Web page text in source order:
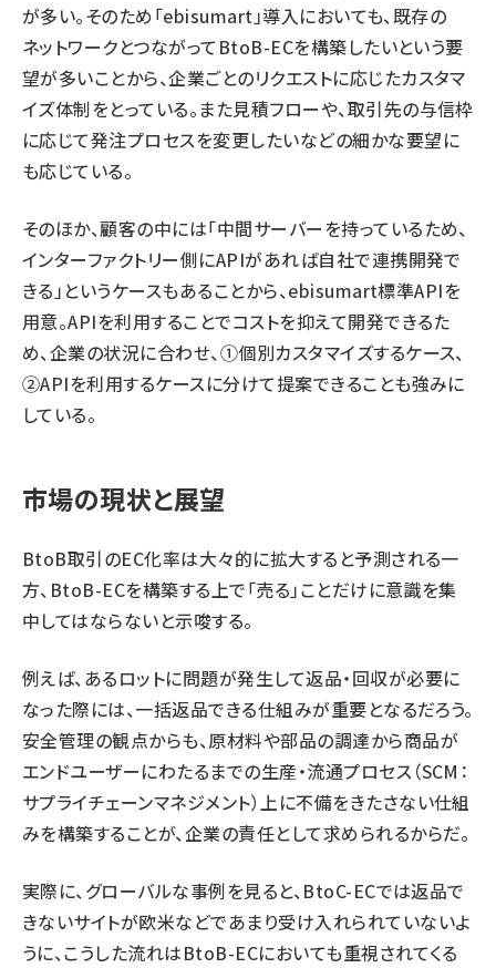
が多い。そのため「ebisumart」導入においても、既存の
ネットワークとつながってBtoB-ECを構築したいという要
望が多いことから、企業ごとのリクエストに応じたカスタマ
イズ体制をとっている。また見積フローや、取引先の与信枠
に応じて発注プロセスを変更したいなどの細かな要望に
も応じている。
そのほか、顧客の中には「中間サーバーを持っているため、
インターファクトリー側にAPIがあれば自社で連携開発で
きる」というケースもあることから、ebisumart標準APIを
用意。APIを利用することでコストを抑えて開発できるた
め、企業の状況に合わせ、①個別カスタマイズするケース、
②APIを利用するケースに分けて提案できることも強みに
している。
市場の現状と展望
BtoB取引のEC化率は大々的に拡大すると予測される一
方、BtoB-ECを構築する上で「売る」ことだけに意識を集
中してはならないと示唆する。
例えば、あるロットに問題が発生して返品・回収が必要に
なった際には、一括返品できる仕組みが重要となるだろう。
安全管理の観点からも、原材料や部品の調達から商品が
エンドユーザーにわたるまでの生産・流通プロセス（SCM：
サプライチェーンマネジメント）上に不備をきたさない仕組
みを構築することが、企業の責任として求められるからだ。
実際に、グローバルな事例を見ると、BtoC-ECでは返品で
きないサイトが欧米などであまり受け入れられていないよ
うに、こうした流れはBtoB-ECにおいても重視されてくる